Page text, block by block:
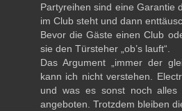
Partyreihen sind eine Garantie
im Club steht und dann
Bevor die Gäste einen Club
sie den Türsteher „ob’s lauft“.
Das Argument „immer der
kann ich nicht verstehen.
und was es sonst noch alles
angeboten. Trotzdem bleiben